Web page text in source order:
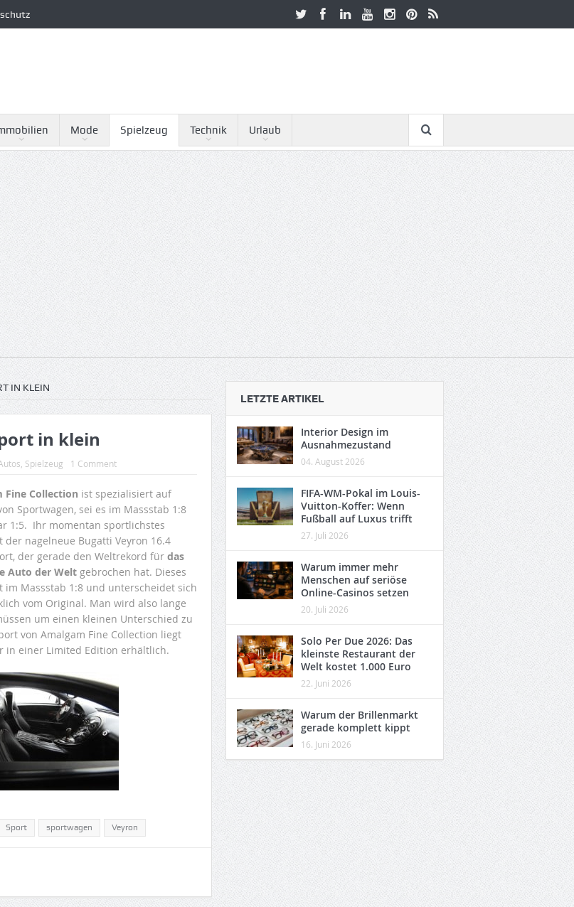
Mode Spielzeug Technik Urlaub
IN KLEIN
in klein
Spielzeug 1 Comment
Fine Collection ist spezialisiert auf
Sportwagen, sei es im Massstab 1:8
1:5. Ihr momentan sportlichstes
der nagelneue Bugatti Veyron 16.4
der gerade den Weltrekord für das
Auto der Welt gebrochen hat. Dieses
im Massstab 1:8 und unterscheidet sich
vom Original. Man wird also lange
um einen kleinen Unterschied zu
von Amalgam Fine Collection liegt
in einer Limited Edition erhältlich.
Sport sportwagen Veyron
LETZTE ARTIKEL
Interior Design im
Ausnahmezustand
04. August 2026
FIFA-WM-Pokal im Louis-
Vuitton-Koffer: Wenn
Fußball auf Luxus trifft
27. Juli 2026
Warum immer mehr
Menschen auf seriöse
Online-Casinos setzen
20. Juli 2026
Solo Per Due 2026: Das
kleinste Restaurant der
Welt kostet 1.000 Euro
22. Juni 2026
Warum der Brillenmarkt
gerade komplett kippt
16. Juni 2026